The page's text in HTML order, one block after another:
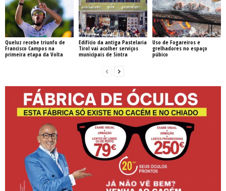
Queluz recebe triunfo de
Francisco Campos na
primeira etapa da Volta
Edifício da antiga Pastelaria
Tirol vai acolher serviços
municipais de Sintra
Uso de Fogareiros e
grelhadores no espaço
púbico